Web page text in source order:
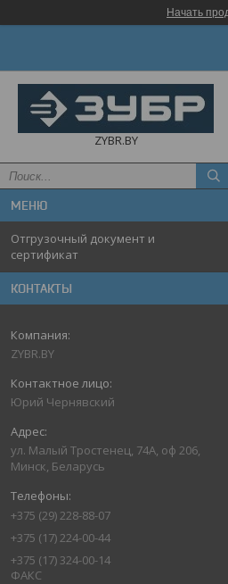
Начать
ZYBR.BY
Отгрузочный документ и
сертификат
КОНТАКТЫ
ZYBR.BY
Юрий Чернявский
ул. Малый Тростенец, 74А, оф 206,
Минск, Беларусь
+375 (29) 228-88-07
+375 (17) 224-00-44
+375 (17) 324-00-14
ФАКС